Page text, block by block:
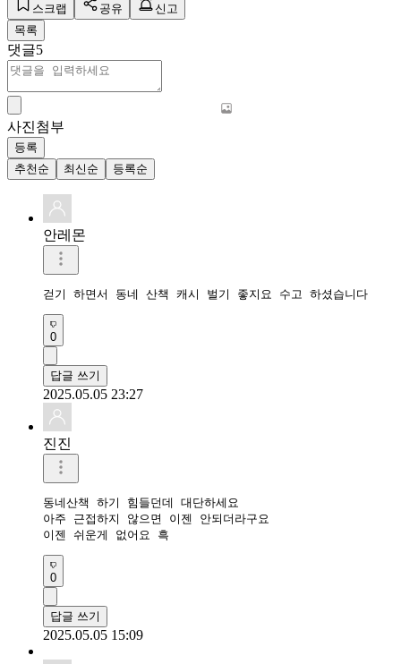
스크랩 공유
신고
목록
댓글5
사진첨부
등록
추천순
최신순 등록순
안레몬
걷기 하면서 동네 산책 캐시 벌기 좋지요 수고 하셨습니다
0
답글 쓰기
2025.05.05 23:27
진진
동네산책 하기 힘들던데 대단하세요
아주 근접하지 않으면 이젠 안되더라구요
이젠 쉬운게 없어요 흑
0
답글 쓰기
2025.05.05 15:09